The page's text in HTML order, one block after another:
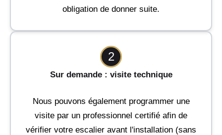
obligation de donner suite.
2
Sur demande : visite technique
Nous pouvons également programmer une
visite par un professionnel certifié afin de
vérifier votre escalier avant l'installation (sans